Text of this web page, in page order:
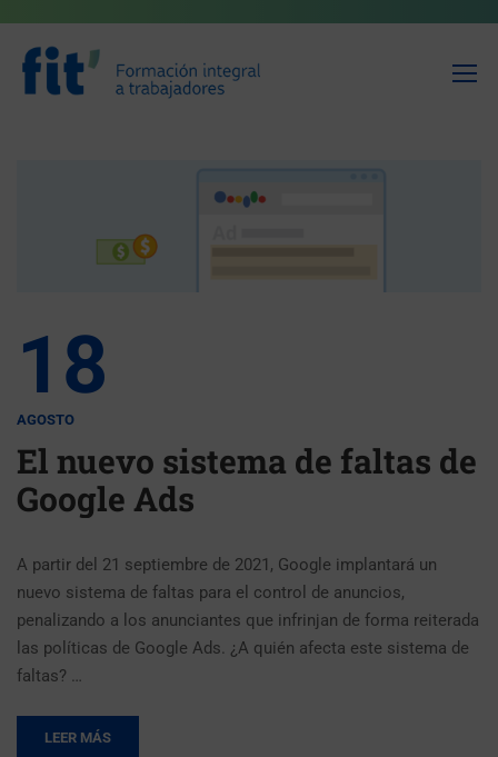
18
AGOSTO
El nuevo sistema de faltas de
Google Ads
A partir del 21 septiembre de 2021, Google implantará un
nuevo sistema de faltas para el control de anuncios,
penalizando a los anunciantes que infrinjan de forma reiterada
las políticas de Google Ads. ¿A quién afecta este sistema de
faltas? …
LEER MÁS